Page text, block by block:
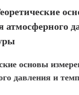
атмосферного
основы
давления и